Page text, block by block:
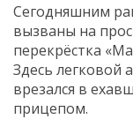
Сегодняшним
вызваны на
перекрёстка
Здесь легковой
врезался в
прицепом.